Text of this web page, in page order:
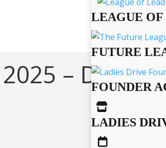
LEAGUE
FUTURE
FOUNDER

LADIES

– Day 1